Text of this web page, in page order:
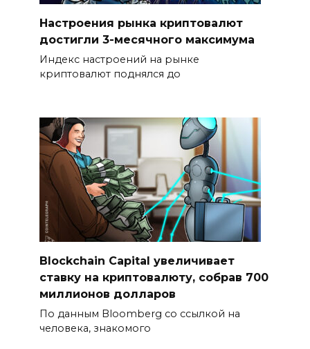
Настроения рынка криптовалют
достигли 3-месячного максимума
Индекс настроений на рынке
криптовалют поднялся до
Blockchain Capital увеличивает
ставку на криптовалюту, собрав 700
миллионов долларов
По данным Bloomberg со ссылкой на
человека, знакомого